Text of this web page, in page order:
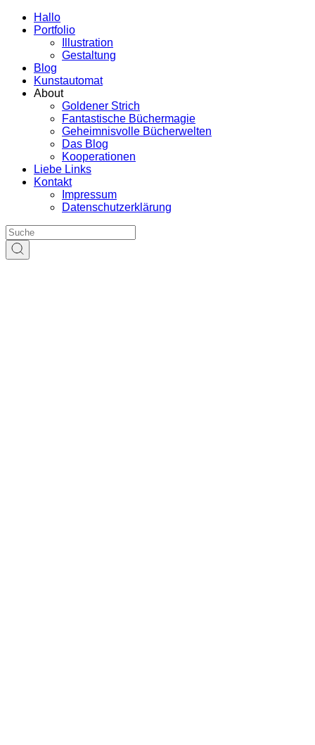
Hallo
Portfolio
Illustration
Gestaltung
Blog
Kunstautomat
About
Goldener Strich
Fantastische Büchermagie
Geheimnisvolle Bücherwelten
Das Blog
Kooperationen
Liebe Links
Kontakt
Impressum
Datenschutzerklärung